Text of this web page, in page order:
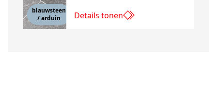
blauwsteen
/ arduin
Details tonen